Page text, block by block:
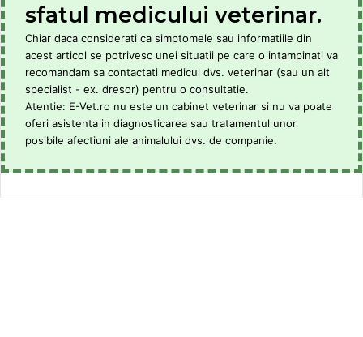
sfatul medicului veterinar.
Chiar daca considerati ca simptomele sau informatiile din
acest articol se potrivesc unei situatii pe care o intampinati va
recomandam sa contactati medicul dvs. veterinar (sau un alt
specialist - ex. dresor) pentru o consultatie.
Atentie: E-Vet.ro nu este un cabinet veterinar si nu va poate
oferi asistenta in diagnosticarea sau tratamentul unor
posibile afectiuni ale animalului dvs. de companie.